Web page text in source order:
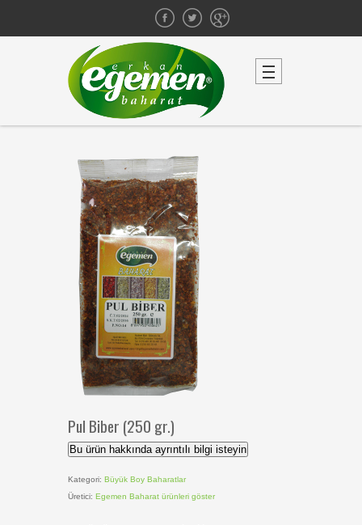
Pul Biber (250 gr.)
Bu ürün hakkında ayrıntılı bilgi isteyin
Kategori: Büyük Boy Baharatlar
Üretici: Egemen Baharat ürünleri göster